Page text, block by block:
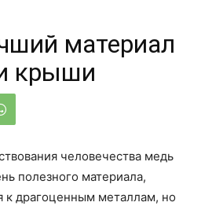
журнал
ISM
материал
крыши
человечества медь
полезного материала,
к драгоценным металлам, но